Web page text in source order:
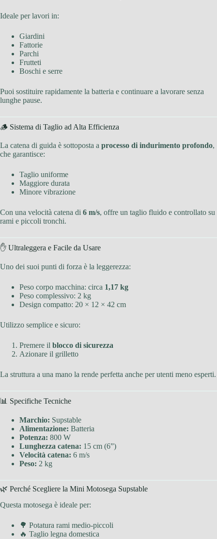
Ideale per lavori in:
Giardini
Fattorie
Parchi
Frutteti
Boschi e serre
Puoi sostituire rapidamente la batteria e continuare a lavorare senza
lunghe pause.
🪵 Sistema di Taglio ad Alta Efficienza
La catena di guida è sottoposta a processo di indurimento profondo,
che garantisce:
Taglio uniforme
Maggiore durata
Minore vibrazione
Con una velocità catena di 6 m/s, offre un taglio fluido e controllato su
rami e piccoli tronchi.
✋ Ultraleggera e Facile da Usare
Uno dei suoi punti di forza è la leggerezza:
Peso corpo macchina: circa 1,17 kg
Peso complessivo: 2 kg
Design compatto: 20 × 12 × 42 cm
Utilizzo semplice e sicuro:
Premere il blocco di sicurezza
Azionare il grilletto
La struttura a una mano la rende perfetta anche per utenti meno esperti.
📊 Specifiche Tecniche
Marchio: Supstable
Alimentazione: Batteria
Potenza: 800 W
Lunghezza catena: 15 cm (6”)
Velocità catena: 6 m/s
Peso: 2 kg
🌿 Perché Scegliere la Mini Motosega Supstable
Questa motosega è ideale per:
🌳 Potatura rami medio-piccoli
🔥 Taglio legna domestica